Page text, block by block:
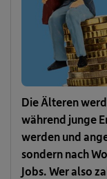
Die Älteren
während junge
werden und
sondern nach
Jobs. Wer also